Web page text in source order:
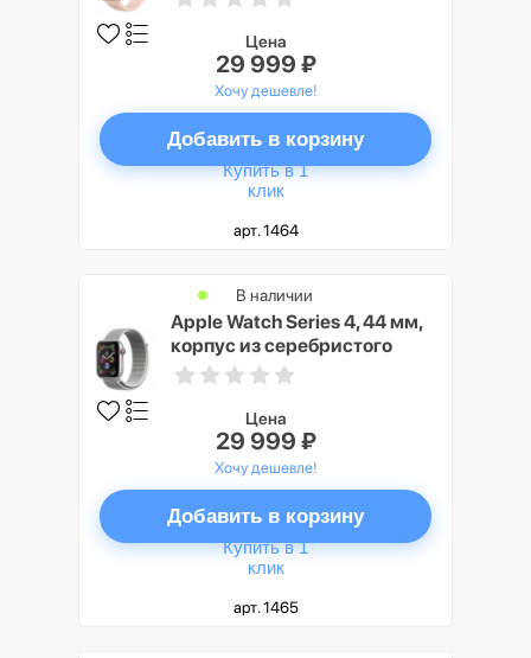
песок» (золотистый)
Цена
29 999 ₽
Хочу дешевле!
Добавить в корзину
Купить в 1
клик
арт. 1464
Apple Watch Series 4, 44 мм,
корпус из серебристого
алюминия, спортивный
ракушка»
В наличии
Цена
29 999 ₽
Хочу дешевле!
Добавить в корзину
Купить в 1
клик
арт. 1465